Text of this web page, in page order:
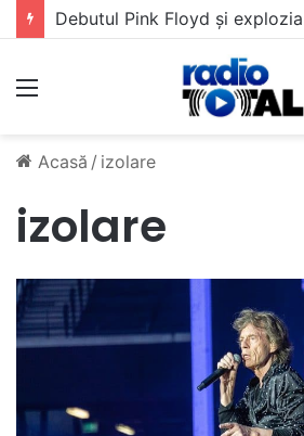
Debutul Pink Floyd și
Meniu
Acasă / izolare
izolare